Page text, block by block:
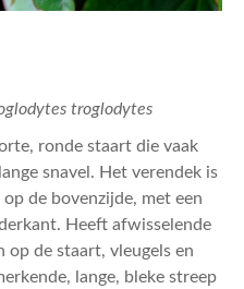
troglodytes
ronde staart die vaak
snavel. Het verendek is
de bovenzijde, met een
Heeft afwisselende
de staart, vleugels en
lange, bleke streep